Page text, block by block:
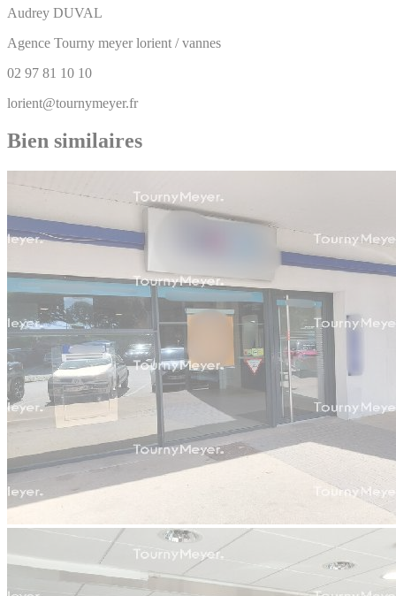
Audrey DUVAL
Agence Tourny meyer lorient / vannes
02 97 81 10 10
lorient@tournymeyer.fr
Bien similaires